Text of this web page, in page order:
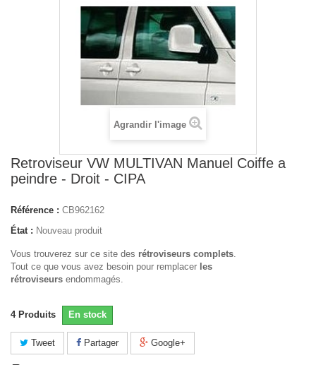
Agrandir l'image
Retroviseur VW MULTIVAN Manuel Coiffe a
peindre - Droit - CIPA
Référence : CB962162
État : Nouveau produit
Vous trouverez sur ce site des rétroviseurs complets.
Tout ce que vous avez besoin pour remplacer les
rétroviseurs endommagés.
4 Produits En stock
Tweet Partager Google+